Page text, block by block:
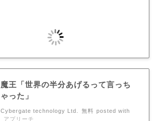
魔王「世界の半分あげるって言っち
ゃった」
Cybergate technology Ltd. 無料 posted with
アプリーチ